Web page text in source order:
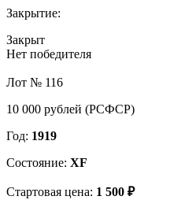
Закрытие:
Закрыт
Нет победителя
Лот № 116
10 000 рублей (РСФСР)
Год: 1919
Состояние: XF
Стартовая цена: 1 500 ₽